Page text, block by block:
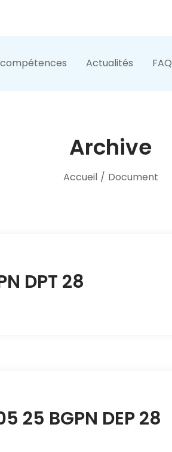
compétences Actualités FAQ
Archive
Accueil / Document
DPT 28
25 BGPN DEP 28